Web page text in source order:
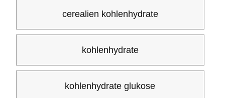
cerealien kohlenhydrate
kohlenhydrate
kohlenhydrate glukose